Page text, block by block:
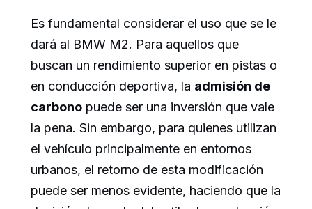
Es fundamental considerar el uso que se le
dará al BMW M2. Para aquellos que
buscan un rendimiento superior en pistas o
en conducción deportiva, la admisión de
carbono puede ser una inversión que vale
la pena. Sin embargo, para quienes utilizan
el vehículo principalmente en entornos
urbanos, el retorno de esta modificación
puede ser menos evidente, haciendo que la